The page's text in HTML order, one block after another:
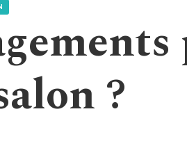
?